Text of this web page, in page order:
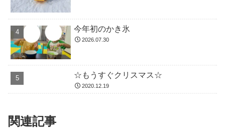
今年初のかき氷
2026.07.30
☆もうすぐクリスマス☆
2020.12.19
関連記事